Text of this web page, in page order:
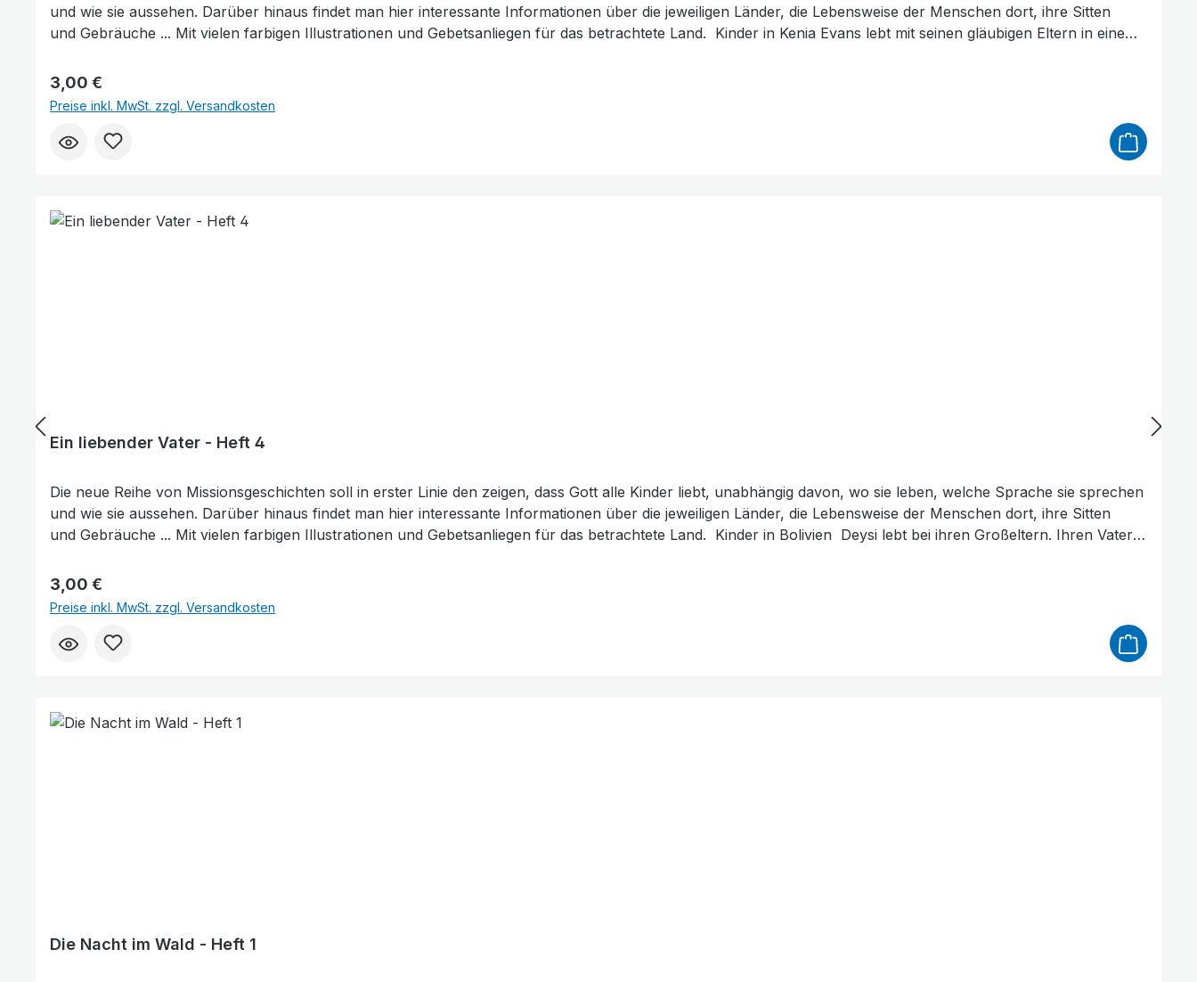
und wie sie aussehen. Darüber hinaus findet man hier interessante Informationen über die jeweiligen Länder, die Lebensweise der Menschen dort, ihre Sitten
und Gebräuche ... Mit vielen farbigen Illustrationen und Gebetsanliegen für das betrachtete Land. Kinder in Kenia Evans lebt mit seinen gläubigen Eltern in einem
Tages stiehlt er sogar bei seinem Onkel Geld ... Aber Gott hat mit Evans etwas besonderes vor ... Heft, 40 Seiten
Regulärer Preis:
3,00 €
Preise inkl. MwSt. zzgl. Versandkosten
Ein liebender Vater - Heft 4
Die neue Reihe von Missionsgeschichten soll in erster Linie den zeigen, dass Gott alle Kinder liebt, unabhängig davon, wo sie leben, welche Sprache sie sprechen
und wie sie aussehen. Darüber hinaus findet man hier interessante Informationen über die jeweiligen Länder, die Lebensweise der Menschen dort, ihre Sitten
und Gebräuche ... Mit vielen farbigen Illustrationen und Gebetsanliegen für das betrachtete Land. Kinder in Bolivien Deysi lebt bei ihren Großeltern. Ihren Vater
doch einen Vater hat, der sich ihrer annimmt ... Das vierte Heft aus der Reihe "Gott hat alle kinder lieb"
Regulärer Preis:
3,00 €
Preise inkl. MwSt. zzgl. Versandkosten
Die Nacht im Wald - Heft 1